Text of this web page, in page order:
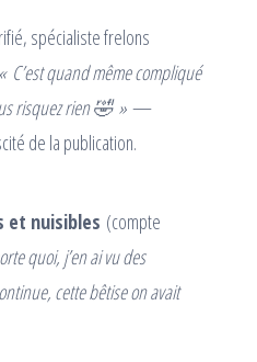
spécialiste frelons
« C’est quand même compliqué
risquez rien 🤣 » —
de la publication.
et nuisibles (compte
quoi, j’en ai vu des
cette bêtise on avait